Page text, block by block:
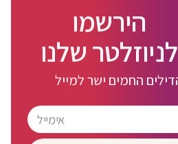
הירשמו
לניוזלטר שלנו